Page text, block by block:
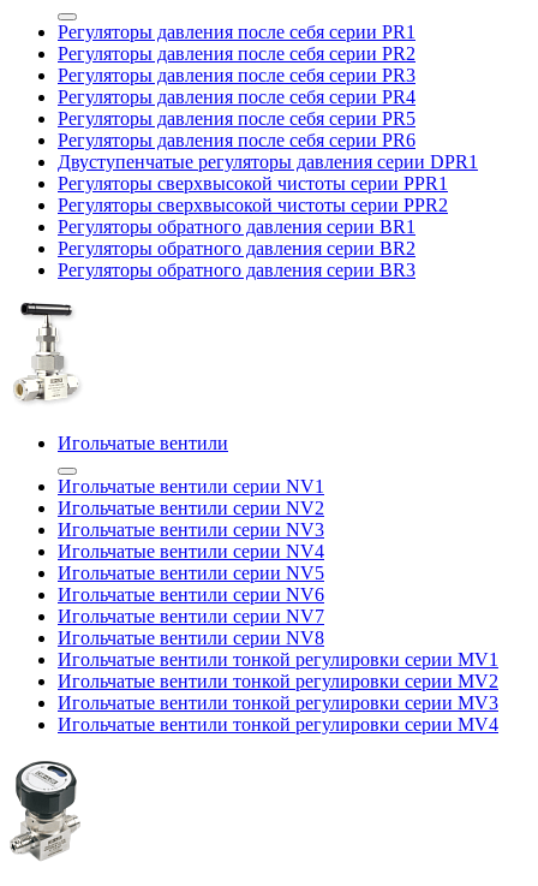
Регуляторы давления после себя серии PR1
Регуляторы давления после себя серии PR2
Регуляторы давления после себя серии PR3
Регуляторы давления после себя серии PR4
Регуляторы давления после себя серии PR5
Регуляторы давления после себя серии PR6
Двуступенчатые регуляторы давления серии DPR1
Регуляторы сверхвысокой чистоты серии PPR1
Регуляторы сверхвысокой чистоты серии PPR2
Регуляторы обратного давления серии BR1
Регуляторы обратного давления серии BR2
Регуляторы обратного давления серии BR3
Игольчатые вентили
Игольчатые вентили серии NV1
Игольчатые вентили серии NV2
Игольчатые вентили серии NV3
Игольчатые вентили серии NV4
Игольчатые вентили серии NV5
Игольчатые вентили серии NV6
Игольчатые вентили серии NV7
Игольчатые вентили серии NV8
Игольчатые вентили тонкой регулировки серии MV1
Игольчатые вентили тонкой регулировки серии MV2
Игольчатые вентили тонкой регулировки серии MV3
Игольчатые вентили тонкой регулировки серии MV4